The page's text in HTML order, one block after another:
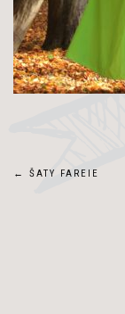
Navigace
← ŠATY FAREIE